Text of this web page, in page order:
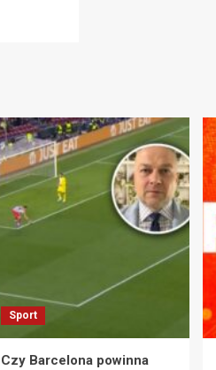
Sport
Czy Barcelona powinna